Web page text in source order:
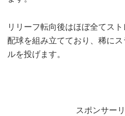
リリーフ転向後はほぼ全てス
配球を組み立てており、稀に
ルを投げます。
スポンサー